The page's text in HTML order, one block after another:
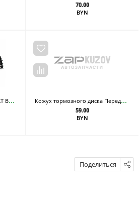
70.00
BYN
Реш
етка бампера VW: PASSAT B5 2001-2005 мат черн Кож
ух тормозного диска Передний правый MERCEDES: C-Class (W204) 07-15, E-Class (W212) 09-16, GLK-Class (X204) 08-15, E-Coupe (C207) 09-16, CLS (W218) 11-
59.00
BYN
Поделиться